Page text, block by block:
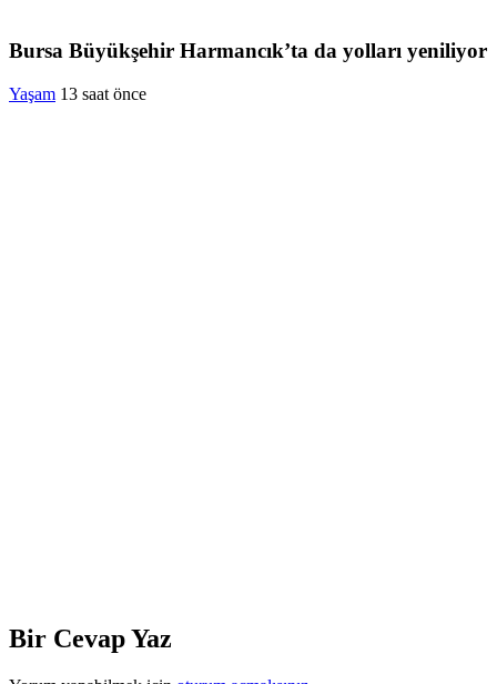
Bursa Büyükşehir Harmancık’ta da yolları yeniliyor
Yaşam 13 saat önce
Bir Cevap Yaz